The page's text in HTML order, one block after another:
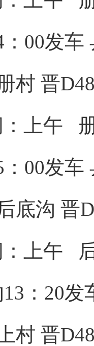
00发车
晋
午 册
00发车
沟 晋
午 后
：20发
晋